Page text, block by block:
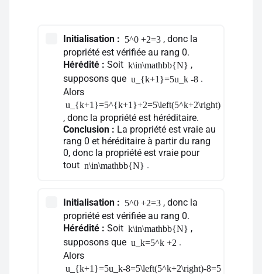
Initialisation : 5^0 +2=3 , donc la
propriété est vérifiée au rang 0.
Hérédité : Soit k\in\mathbb{N} ,
supposons que u_{k+1}=5u_k -8 .
Alors
u_{k+1}=5^{k+1}+2=5\left(5^k+2\right)-8=5u_k-8
, donc la propriété est héréditaire.
Conclusion : La propriété est vraie au
rang 0 et héréditaire à partir du rang
0, donc la propriété est vraie pour
tout n\in\mathbb{N} .
Initialisation : 5^0 +2=3 , donc la
propriété est vérifiée au rang 0.
Hérédité : Soit k\in\mathbb{N} ,
supposons que u_k=5^k +2 .
Alors
u_{k+1}=5u_k-8=5\left(5^k+2\right)-8=5^{k+1}+2